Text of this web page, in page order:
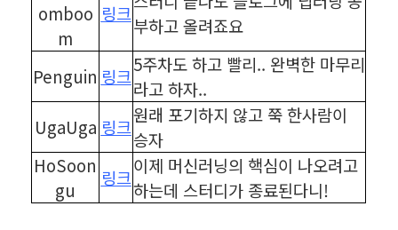
omboo
m
링크
부하고 올려죠요
Penguin 링크
5주차도 하고 빨리.. 완벽한 마무리
라고 하자..
UgaUga 링크
원래 포기하지 않고 쭉 한사람이
승자
HoSoon
gu
링크
이제 머신러닝의 핵심이 나오려고
하는데 스터디가 종료된다니!